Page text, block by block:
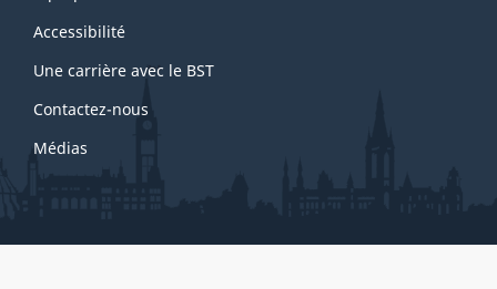
site
Accessibilité
Une carrière avec le BST
Contactez-nous
Médias